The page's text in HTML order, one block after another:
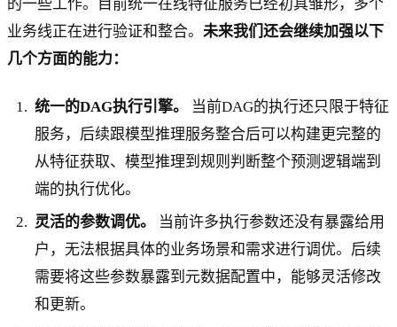
的一些工作。目前统一在线特征服务已经初具雏形，多个
业务线正在进行验证和整合。 未来我们还会继续加强以下
几个方面的能力：
统一的DAG执行引擎。
当前DAG的执行还只限于特征
服务，后续跟模型推理服务整合后可以构建更完整的
从特征获取、模型推理到规则判断整个预测逻辑端到
端的执行优化。
灵活的参数调优。
当前许多执行参数还没有暴露给用
户，无法根据具体的业务场景和需求进行调优。后续
需要将这些参数暴露到元数据配置中，能够灵活修改
和更新。